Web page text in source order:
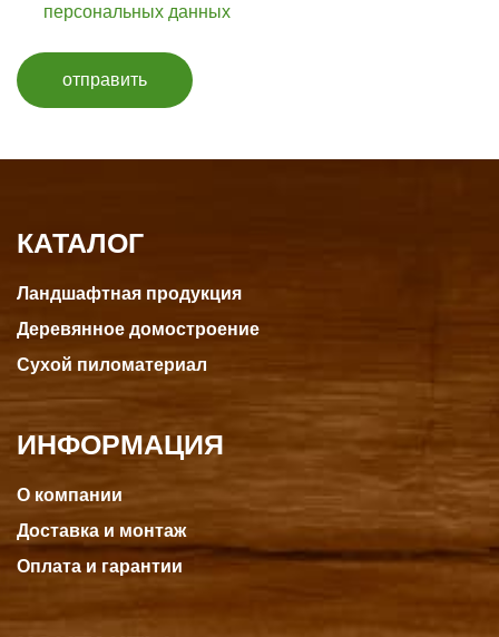
персональных данных
отправить
КАТАЛОГ
Ландшафтная продукция
Деревянное домостроение
Сухой пиломатериал
ИНФОРМАЦИЯ
О компании
Доставка и монтаж
Оплата и гарантии